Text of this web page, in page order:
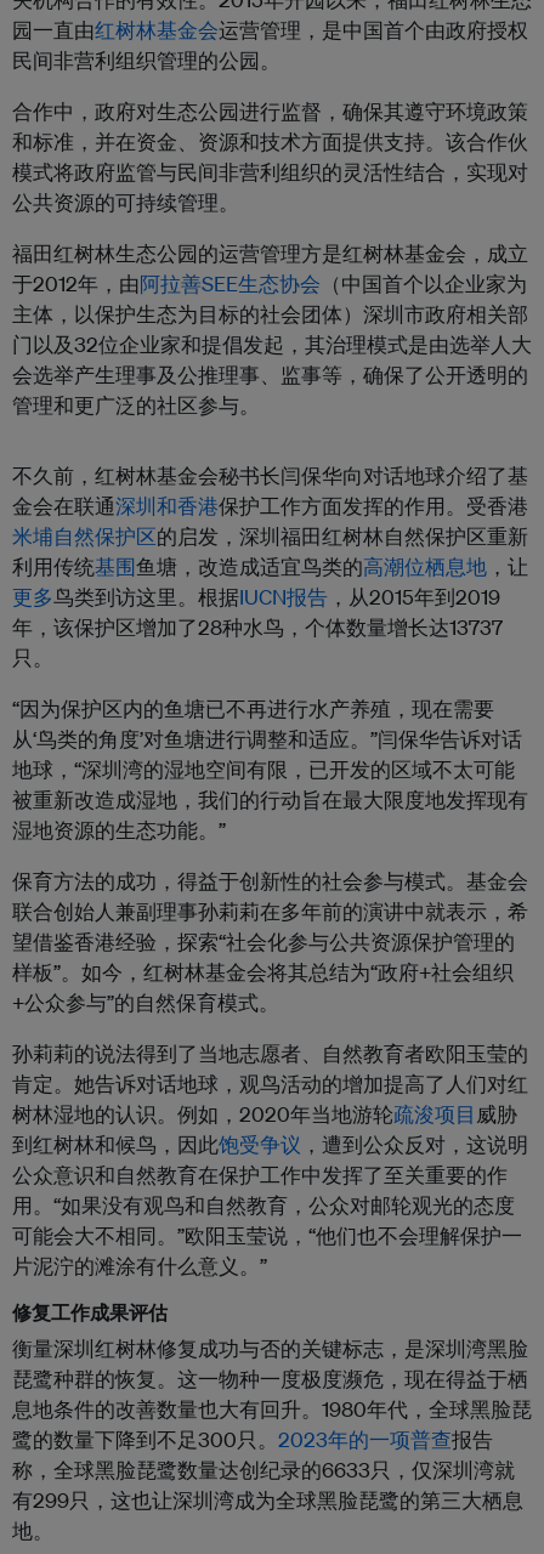
园一直由红树林基金会运营管理，是中国首个由政府授权
民间非营利组织管理的公园。
合作中，政府对生态公园进行监督，确保其遵守环境政策
和标准，并在资金、资源和技术方面提供支持。该合作伙
模式将政府监管与民间非营利组织的灵活性结合，实现对
公共资源的可持续管理。
福田红树林生态公园的运营管理方是红树林基金会，成立
于2012年，由阿拉善SEE生态协会 （中国首个以企业家为
主体，以保护生态为目标的社会团体）深圳市政府相关部
门以及32位企业家和提倡发起，其治理模式是由选举人大
会选举产生理事及公推理事、监事等，确保了公开透明的
管理和更广泛的社区参与。
不久前，红树林基金会秘书长闫保华向对话地球介绍了基
金会在联通深圳和香港保护工作方面发挥的作用。受香港
米埔自然保护区的启发，深圳福田红树林自然保护区重新
利用传统基围鱼塘，改造成适宜鸟类的高潮位栖息地 ，让
更多鸟类到访这里。根据IUCN报告 ，从2015年到2019
年，该保护区增加了28种水鸟，个体数量增长达13737
只。
“因为保护区内的鱼塘已不再进行水产养殖，现在需要
从‘鸟类的角度’对鱼塘进行调整和适应。”闫保华告诉对话
地球，“深圳湾的湿地空间有限，已开发的区域不太可能
被重新改造成湿地，我们的行动旨在最大限度地发挥现有
湿地资源的生态功能。”
保育方法的成功，得益于创新性的社会参与模式。基金会
联合创始人兼副理事孙莉莉在多年前的演讲中就表示，希
望借鉴香港经验，探索“社会化参与公共资源保护管理的
样板”。如今，红树林基金会将其总结为“政府+社会组织
+公众参与”的自然保育模式。
孙莉莉的说法得到了当地志愿者、自然教育者欧阳玉莹的
肯定。她告诉对话地球，观鸟活动的增加提高了人们对红
树林湿地的认识。例如，2020年当地游轮疏浚项目 威胁
到红树林和候鸟，因此饱受争议 ，遭到公众反对，这说明
公众意识和自然教育在保护工作中发挥了至关重要的作
用。“如果没有观鸟和自然教育，公众对邮轮观光的态度
可能会大不相同。”欧阳玉莹说，“他们也不会理解保护一
片泥泞的滩涂有什么意义。”
修复工作成果评估
衡量深圳红树林修复成功与否的关键标志，是深圳湾黑脸
琵鹭种群的恢复。这一物种一度极度濒危，现在得益于栖
息地条件的改善数量也大有回升。1980年代，全球黑脸琵
鹭的数量下降到不足300只。 2023年的一项普查报告
称，全球黑脸琵鹭数量达创纪录的6633只，仅深圳湾就
有299只，这也让深圳湾成为全球黑脸琵鹭的第三大栖息
地。